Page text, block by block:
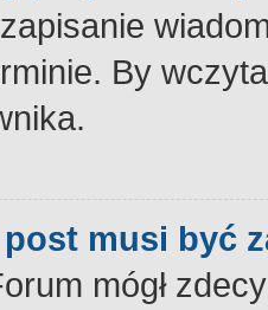
By
musi być
mógł